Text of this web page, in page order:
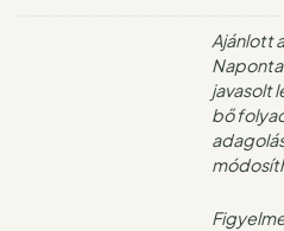
Ajánlott
javasolt
bő